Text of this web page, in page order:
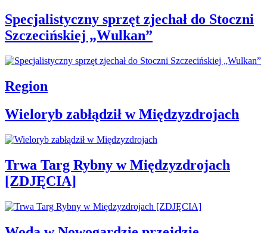
Specjalistyczny sprzęt zjechał do Stoczni
Szczecińskiej „Wulkan”
Region
Wieloryb zabłądził w Międzyzdrojach
Trwa Targ Rybny w Międzyzdrojach
[ZDJĘCIA]